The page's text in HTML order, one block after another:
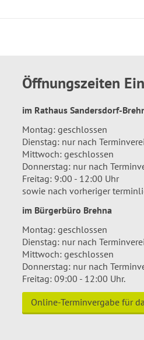
Öffnungszeiten
im Rathaus Sandersdorf-
Montag: geschlossen
Dienstag: nur nach
Mittwoch: geschlossen
Donnerstag: nur nach
Freitag: 9:00 - 12:00 Uhr
sowie nach vorheriger
im Bürgerbüro Brehna
Montag: geschlossen
Dienstag: nur nach
Mittwoch: geschlossen
Donnerstag: nur nach
Freitag: 09:00 - 12:00 Uhr.
Online-Terminvergabe für